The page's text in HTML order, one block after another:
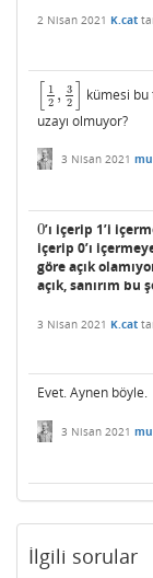
2 Nisan 2021 K.cat
1
2 , 3
2
12, 32 kümesi bu
uzayı olmuyor?
3 Nisan 2021
0
0’ı içerip 1’i
içerip 0’ı
göre açık
açık, sanırım bu
3 Nisan 2021 K.cat
Evet. Aynen böyle.
3 Nisan 2021
İlgili sorular